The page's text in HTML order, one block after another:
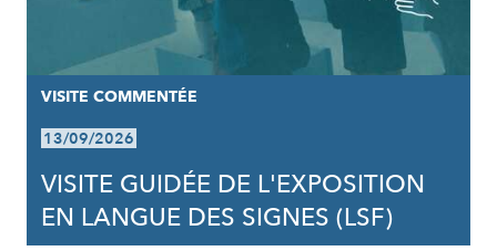
VISITE COMMENTÉE
13/09/2026
VISITE GUIDÉE DE L'EXPOSITION
EN LANGUE DES SIGNES (LSF)